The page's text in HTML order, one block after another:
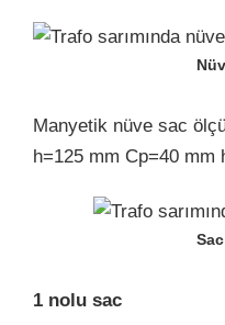
Manyetik nüve sac
h=125 mm Cp=40 mm
1 nolu sac